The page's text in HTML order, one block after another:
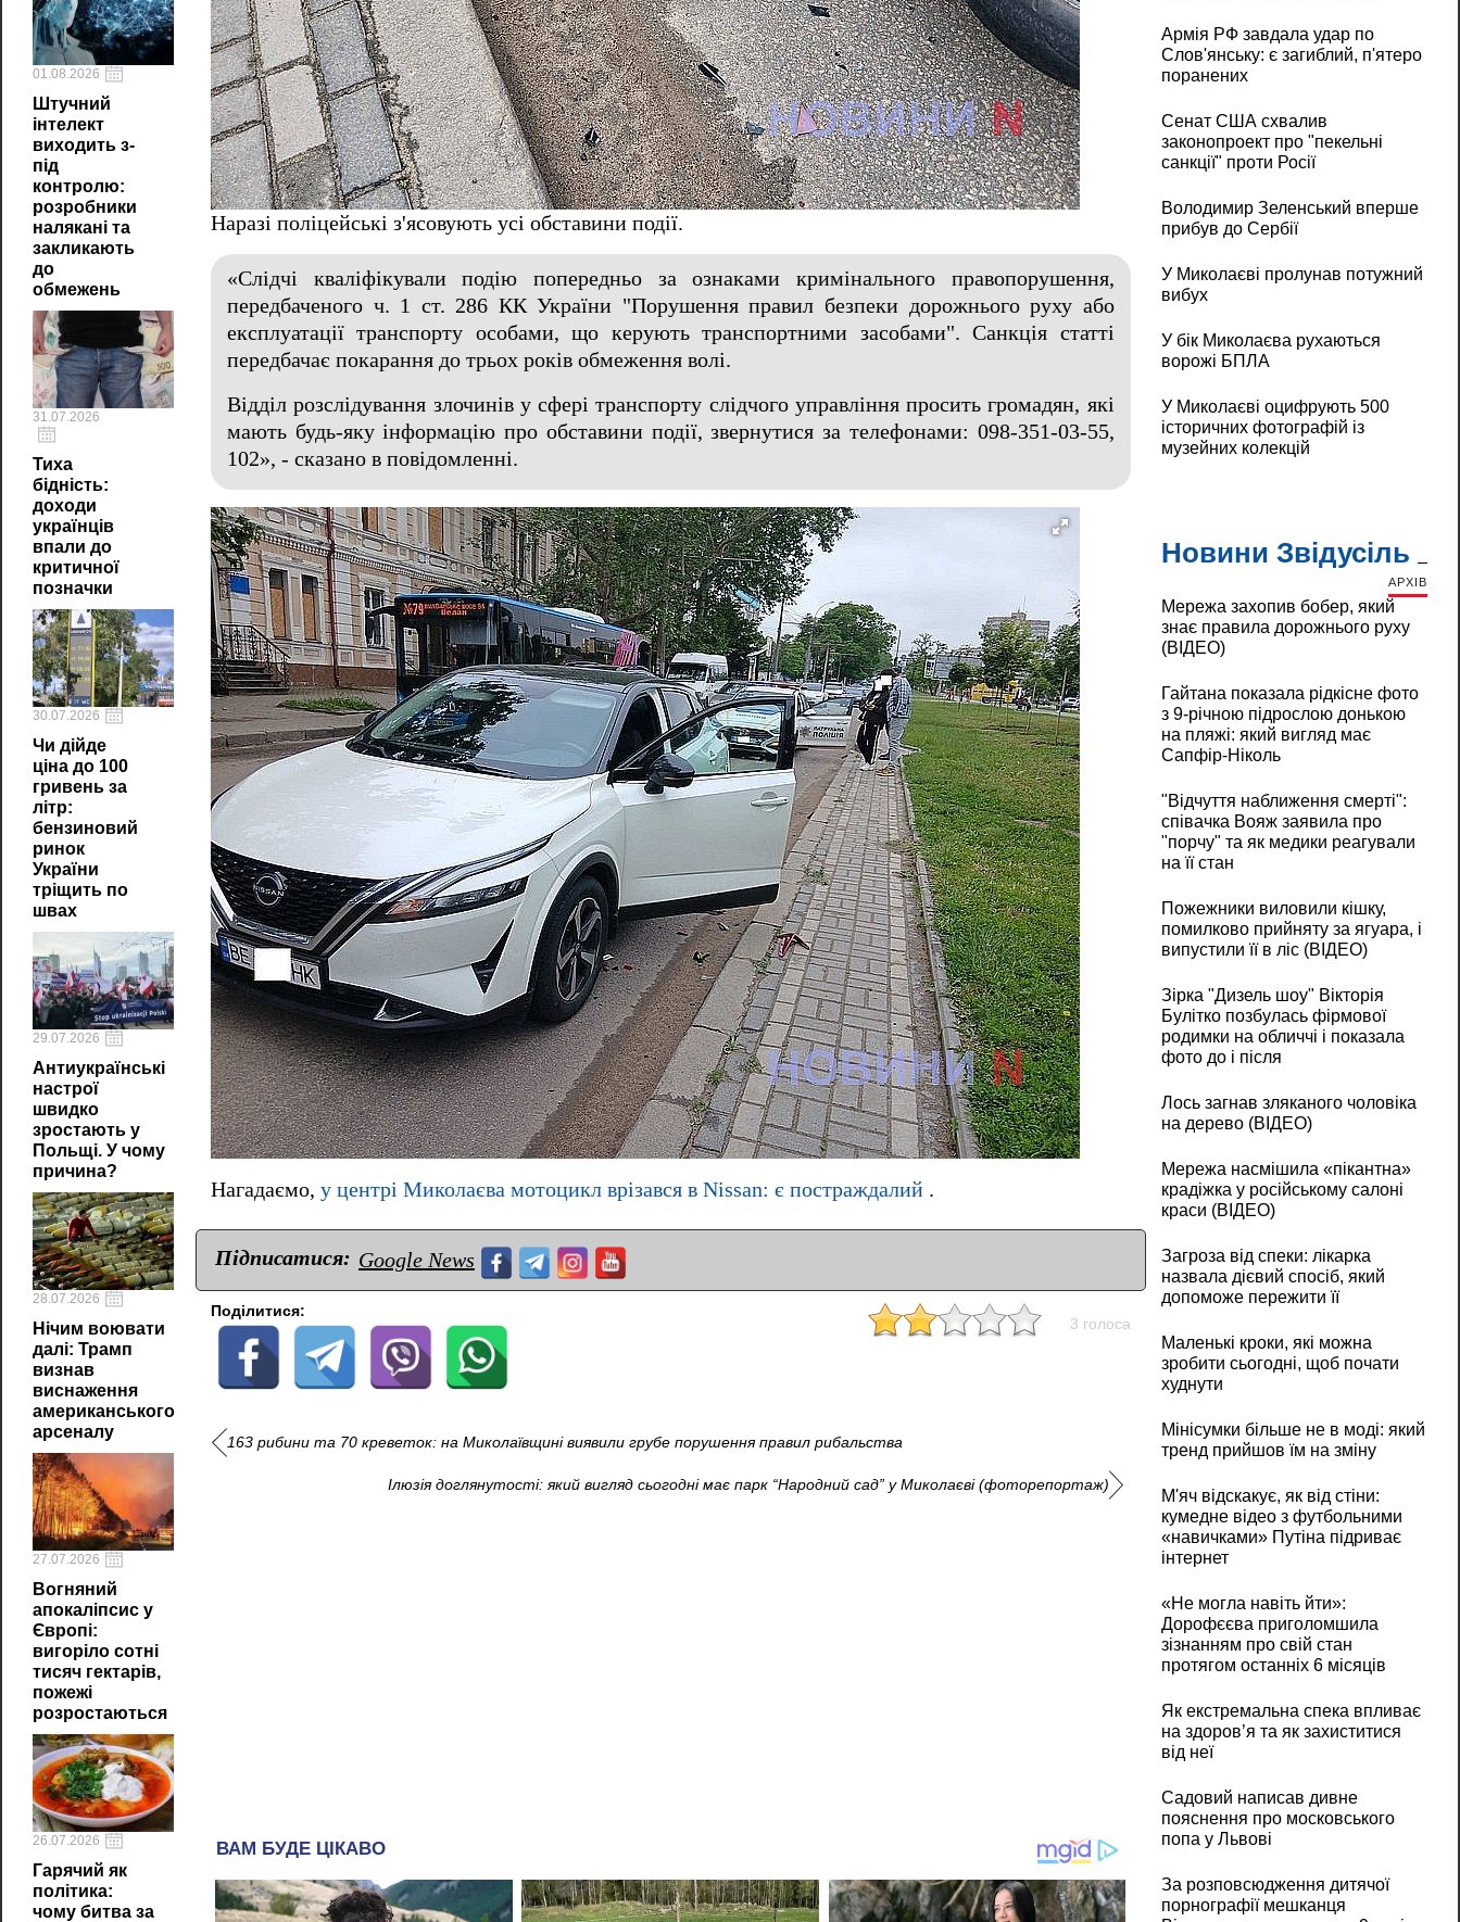
01.08.2026
Штучний
інтелект
виходить з-
під
контролю:
розробники
налякані та
закликають
до
обмежень
31.07.2026
Тиха
бідність:
доходи
українців
впали до
критичної
позначки
30.07.2026
Чи дійде
ціна до 100
гривень за
літр:
бензиновий
ринок
України
тріщить по
швах
29.07.2026
Антиукраїнські
настрої
швидко
зростають у
Польщі. У чому
причина?
28.07.2026
Нічим воювати
далі: Трамп
визнав
виснаження
американського
арсеналу
27.07.2026
Вогняний
апокаліпсис у
Європі:
вигоріло сотні
тисяч гектарів,
пожежі
розростаються
26.07.2026
Гарячий як
політика:
чому битва за
Наразі поліцейські з'ясовують усі обставини події.
«Слідчі кваліфікували подію попередньо за ознаками кримінального правопорушення,
передбаченого ч. 1 ст. 286 КК України "Порушення правил безпеки дорожнього руху або
експлуатації транспорту особами, що керують транспортними засобами". Санкція статті
передбачає покарання до трьох років обмеження волі.
Відділ розслідування злочинів у сфері транспорту слідчого управління просить громадян, які
мають будь-яку інформацію про обставини події, звернутися за телефонами: 098-351-03-55,
102», - сказано в повідомленні.
Нагадаємо, у центрі Миколаєва мотоцикл врізався в Nissan: є постраждалий .
Підписатися: Google News
Поділитися:
3 голоса
163 рибини та 70 креветок: на Миколаївщині виявили грубе порушення правил рибальства
Ілюзія доглянутості: який вигляд сьогодні має парк “Народний сад” у Миколаєві (фоторепортаж)
Армія РФ завдала удар по
Слов'янську: є загиблий, п'ятеро
поранених
Сенат США схвалив
законопроект про "пекельні
санкції" проти Росії
Володимир Зеленський вперше
прибув до Сербії
У Миколаєві пролунав потужний
вибух
У бік Миколаєва рухаються
ворожі БПЛА
У Миколаєві оцифрують 500
історичних фотографій із
музейних колекцій
Новини Звідусіль
АРХІВ
Мережа захопив бобер, який
знає правила дорожнього руху
(ВІДЕО)
Гайтана показала рідкісне фото
з 9-річною підрослою донькою
на пляжі: який вигляд має
Сапфір-Ніколь
"Відчуття наближення смерті":
співачка Вояж заявила про
"порчу" та як медики реагували
на її стан
Пожежники виловили кішку,
помилково прийняту за ягуара, і
випустили її в ліс (ВІДЕО)
Зірка "Дизель шоу" Вікторія
Булітко позбулась фірмової
родимки на обличчі і показала
фото до і після
Лось загнав зляканого чоловіка
на дерево (ВІДЕО)
Мережа насмішила «пікантна»
крадіжка у російському салоні
краси (ВІДЕО)
Загроза від спеки: лікарка
назвала дієвий спосіб, який
допоможе пережити її
Маленькі кроки, які можна
зробити сьогодні, щоб почати
худнути
Мінісумки більше не в моді: який
тренд прийшов їм на зміну
М'яч відскакує, як від стіни:
кумедне відео з футбольними
«навичками» Путіна підриває
інтернет
«Не могла навіть йти»:
Дорофєєва приголомшила
зізнанням про свій стан
протягом останніх 6 місяців
Як екстремальна спека впливає
на здоров’я та як захиститися
від неї
Садовий написав дивне
пояснення про московського
попа у Львові
За розповсюдження дитячої
порнографії мешканця